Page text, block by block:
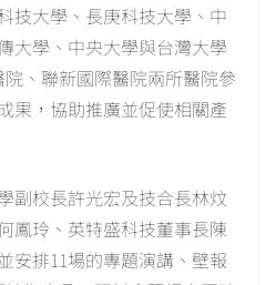
技大學、長庚科技大學、中
大學、中央大學與台灣大學
、聯新國際醫院兩所醫院參
果，協助推廣並促使相關產
副校長許光宏及技合長林炆
鳳玲、英特盛科技董事長陳
安排11場的專題演講、壁報